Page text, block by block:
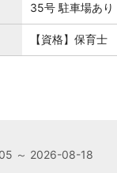
35号 駐車場あり
【資格】保育
～ 2026-08-18